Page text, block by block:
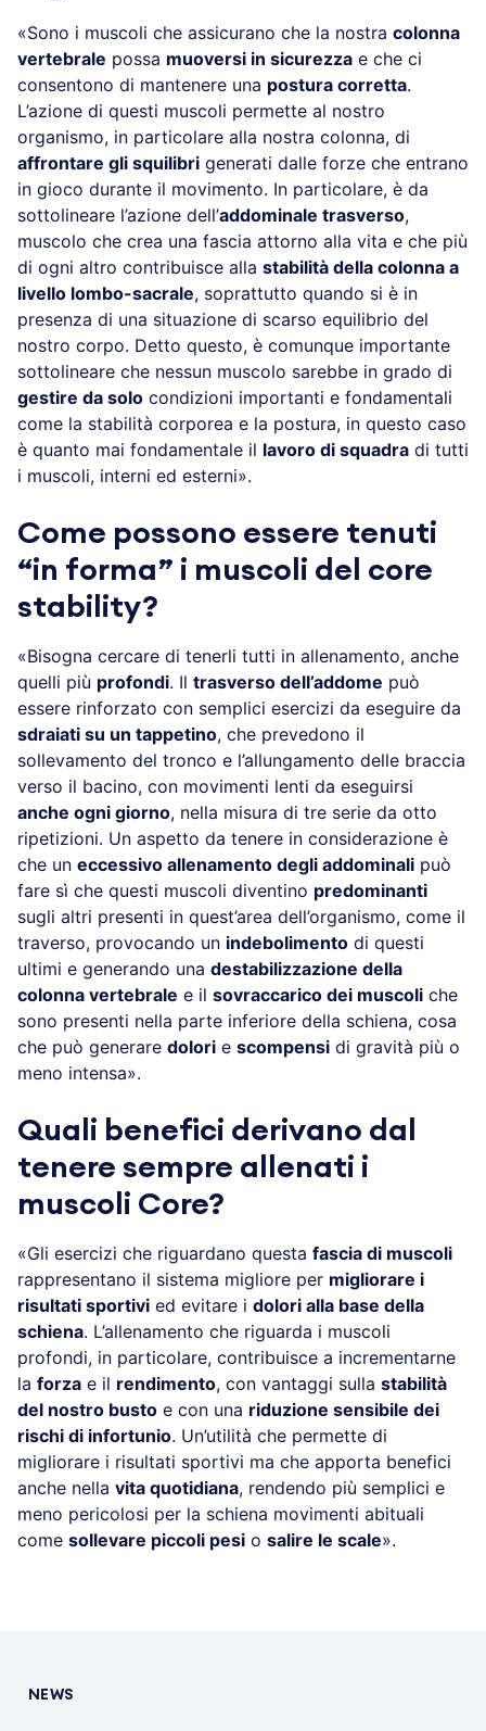
«Sono i muscoli che assicurano che la nostra colonna
vertebrale possa muoversi in sicurezza e che ci
consentono di mantenere una postura corretta.
L’azione di questi muscoli permette al nostro
organismo, in particolare alla nostra colonna, di
affrontare gli squilibri generati dalle forze che entrano
in gioco durante il movimento. In particolare, è da
sottolineare l’azione dell’addominale trasverso,
muscolo che crea una fascia attorno alla vita e che più
di ogni altro contribuisce alla stabilità della colonna a
livello lombo-sacrale, soprattutto quando si è in
presenza di una situazione di scarso equilibrio del
nostro corpo. Detto questo, è comunque importante
sottolineare che nessun muscolo sarebbe in grado di
gestire da solo condizioni importanti e fondamentali
come la stabilità corporea e la postura, in questo caso
è quanto mai fondamentale il lavoro di squadra di tutti
i muscoli, interni ed esterni».
Come possono essere tenuti
“in forma” i muscoli del core
stability?
«Bisogna cercare di tenerli tutti in allenamento, anche
quelli più profondi. Il trasverso dell’addome può
essere rinforzato con semplici esercizi da eseguire da
sdraiati su un tappetino, che prevedono il
sollevamento del tronco e l’allungamento delle braccia
verso il bacino, con movimenti lenti da eseguirsi
anche ogni giorno, nella misura di tre serie da otto
ripetizioni. Un aspetto da tenere in considerazione è
che un eccessivo allenamento degli addominali può
fare sì che questi muscoli diventino predominanti
sugli altri presenti in quest’area dell’organismo, come il
traverso, provocando un indebolimento di questi
ultimi e generando una destabilizzazione della
colonna vertebrale e il sovraccarico dei muscoli che
sono presenti nella parte inferiore della schiena, cosa
che può generare dolori e scompensi di gravità più o
meno intensa».
Quali benefici derivano dal
tenere sempre allenati i
muscoli Core?
«Gli esercizi che riguardano questa fascia di muscoli
rappresentano il sistema migliore per migliorare i
risultati sportivi ed evitare i dolori alla base della
schiena. L’allenamento che riguarda i muscoli
profondi, in particolare, contribuisce a incrementarne
la forza e il rendimento, con vantaggi sulla stabilità
del nostro busto e con una riduzione sensibile dei
rischi di infortunio. Un’utilità che permette di
migliorare i risultati sportivi ma che apporta benefici
anche nella vita quotidiana, rendendo più semplici e
meno pericolosi per la schiena movimenti abituali
come sollevare piccoli pesi o salire le scale».
NEWS